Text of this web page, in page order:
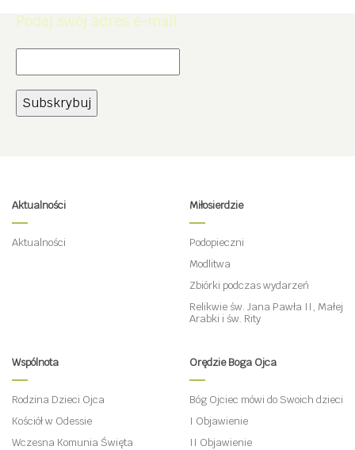
Podaj swój adres e-mail:
Aktualności
Aktualności
Miłosierdzie
Podopieczni
Modlitwa
Zbiórki podczas wydarzeń
Relikwie św. Jana Pawła II, Małej
Arabki i św. Rity
Wspólnota
Rodzina Dzieci Ojca
Kościół w Odessie
Wczesna Komunia Święta
Orędzie Boga Ojca
Bóg Ojciec mówi do Swoich dzieci
I Objawienie
II Objawienie